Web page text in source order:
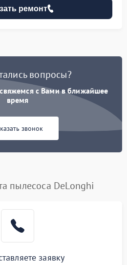
ремонт
вопросы?
с Вами в ближайшее
время
звонок
пылесоса DeLonghi
заявку